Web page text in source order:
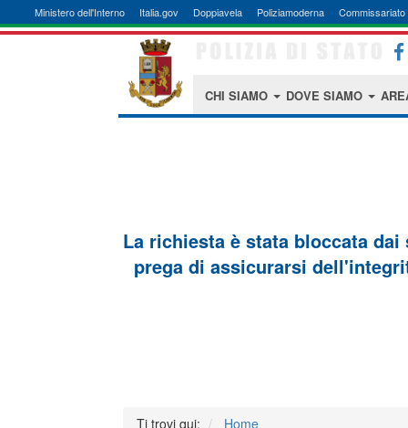
Ministero dell'Interno Italia.gov Doppiavela Poliziamoderna Commissariato
CHI SIAMO DOVE SIAMO
La richiesta è stata bloccata
prega di assicurarsi
Ti trovi qui: Home